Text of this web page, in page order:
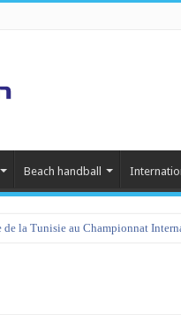
Beach handball
de la Tunisie au Championnat